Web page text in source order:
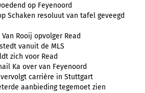
op Feyenoord
Schaken resoluut van tafel geveegd
Rooij opvolger Read
vanuit de MLS
zich voor Read
Ka over van Feyenoord
carrière in Stuttgart
aanbieding tegemoet zien